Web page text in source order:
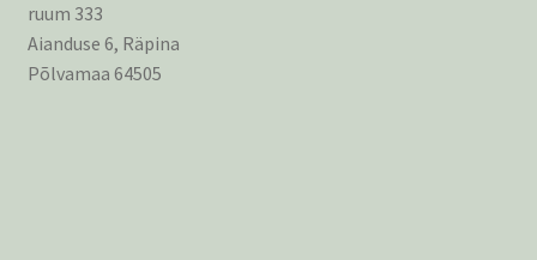
ruum 333
Aianduse 6, Räpina
Põlvamaa 64505